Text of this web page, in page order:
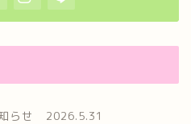
らせ 2026.5.31